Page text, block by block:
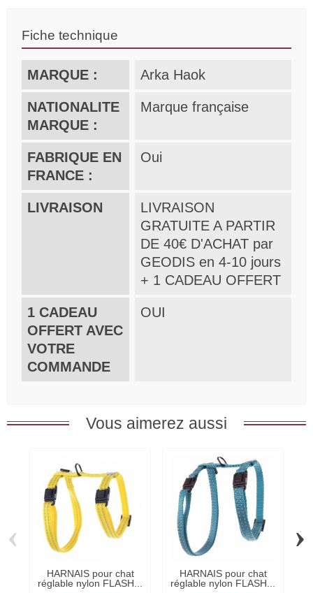
Fiche technique
MARQUE : Arka Haok
NATIONALITE
MARQUE :
Marque française
FABRIQUE EN
FRANCE :
Oui
LIVRAISON
LIVRAISON
GRATUITE A PARTIR
DE 40€ D'ACHAT par
GEODIS en 4-10 jours
+ 1 CADEAU OFFERT
1 CADEAU
OFFERT AVEC
VOTRE
COMMANDE
OUI
Vous aimerez aussi
HARNAIS pour chat
réglable nylon FLASH...
HARNAIS pour chat
réglable nylon FLASH...
‹ ›